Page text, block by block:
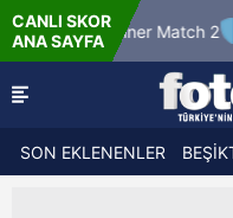
CANLI SKOR
ANA SAYFA
Match 2
6.8.2026 - Per
22:00
SON EKLENENLER